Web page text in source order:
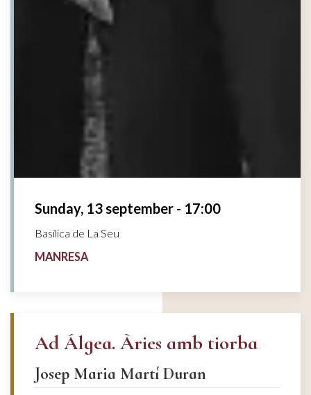
Sunday, 13 september - 17:00
Basílica de La Seu
MANRESA
Ad Álgea. Àries amb tiorba
Josep Maria Martí Duran